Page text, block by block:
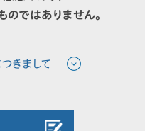
のではありません。